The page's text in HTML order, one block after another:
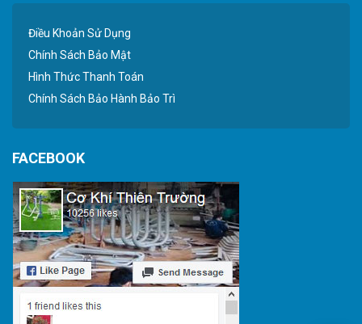
Điều Khoản Sử Dụng
Chính Sách Bảo Mật
Hình Thức Thanh Toán
Chính Sách Bảo Hành Bảo Trì
FACEBOOK